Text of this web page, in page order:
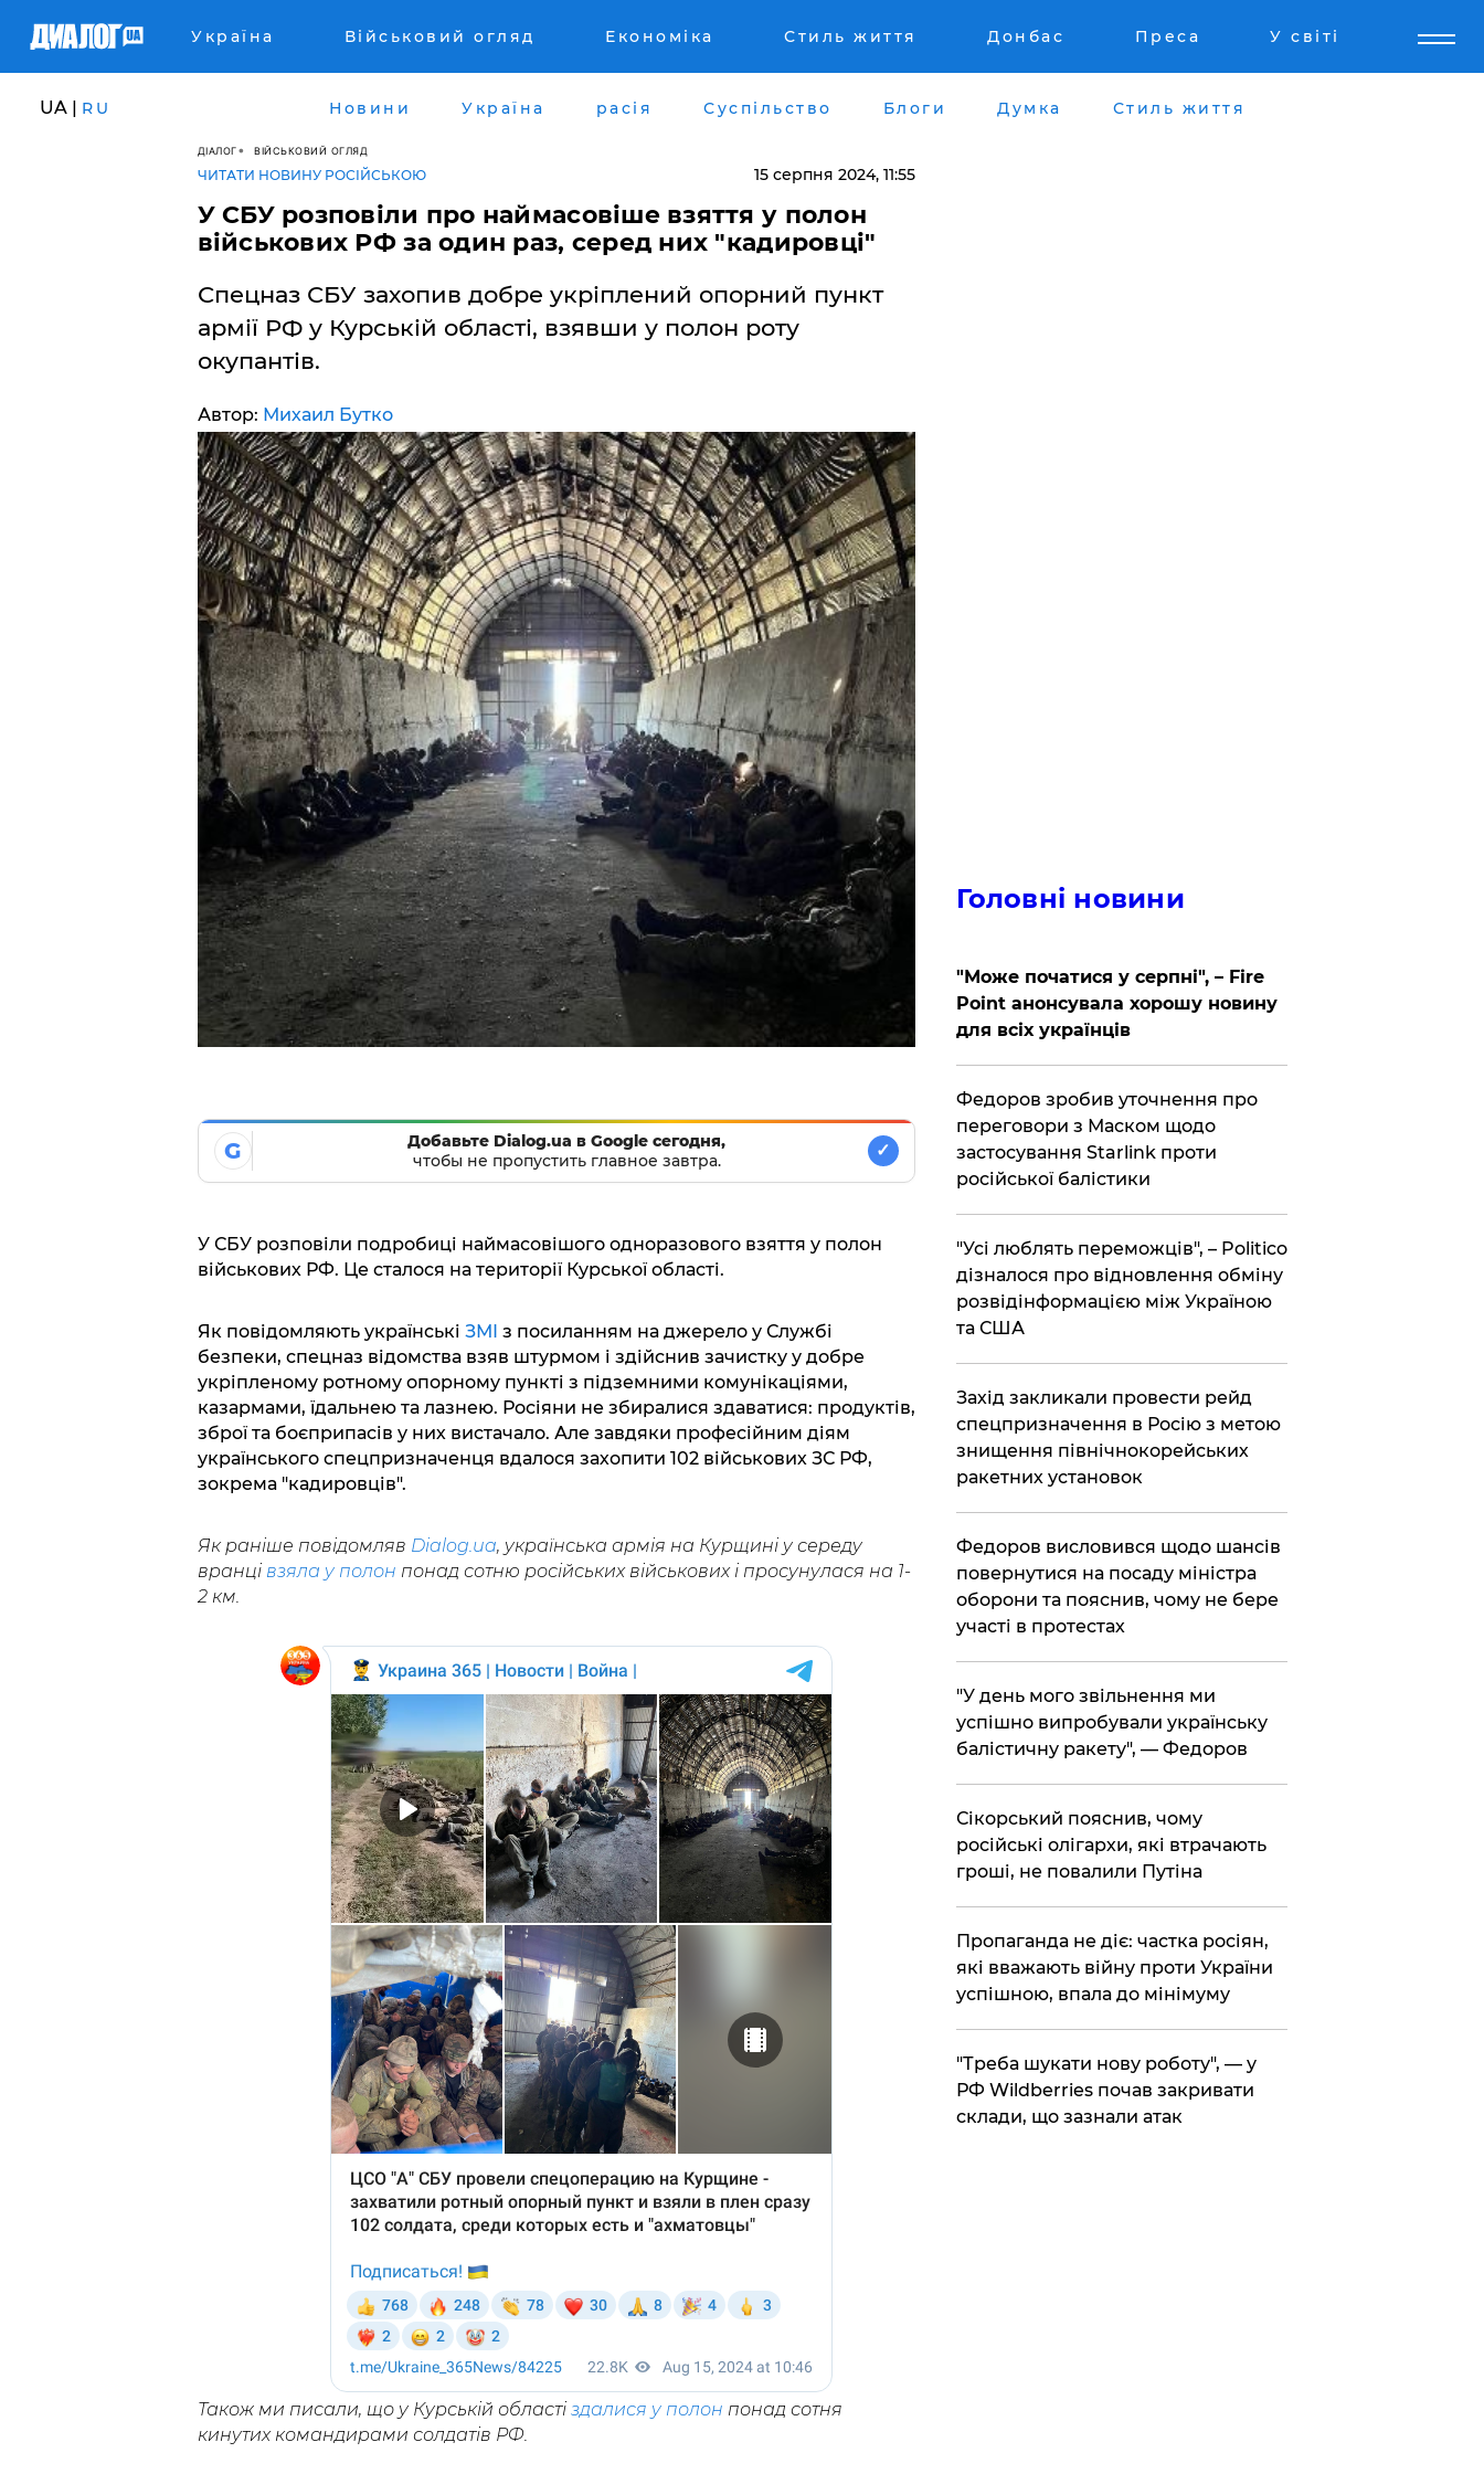
Україна Військовий огляд Економіка Стиль життя Донбас Преса У світі
UA | RU Новини Україна расія Суспільство Блоги Думка Стиль життя
ДІАЛОГ ВІЙСЬКОВИЙ ОГЛЯД
ЧИТАТИ НОВИНУ РОСІЙСЬКОЮ 15 серпня 2024, 11:55
У СБУ розповіли про наймасовіше взяття у полон
військових РФ за один раз, серед них "кадировці"
Спецназ СБУ захопив добре укріплений опорний пункт
армії РФ у Курській області, взявши у полон роту
окупантів.
Автор: Михаил Бутко
G
Добавьте Dialog.ua в Google сегодня,
чтобы не пропустить главное завтра.
✓
У СБУ розповіли подробиці наймасовішого одноразового взяття у полон
військових РФ. Це сталося на території Курської області.
Як повідомляють українські ЗМІ з посиланням на джерело у Службі
безпеки, спецназ відомства взяв штурмом і здійснив зачистку у добре
укріпленому ротному опорному пункті з підземними комунікаціями,
казармами, їдальнею та лазнею. Росіяни не збиралися здаватися: продуктів,
зброї та боєприпасів у них вистачало. Але завдяки професійним діям
українського спецпризначенця вдалося захопити 102 військових ЗС РФ,
зокрема "кадировців".
Як раніше повідомляв Dialog.ua, українська армія на Курщині у середу
вранці взяла у полон понад сотню російських військових і просунулася на 1-
2 км.
Також ми писали, що у Курській областіздалися у полон понад сотня
кинутих командирами солдатів РФ.
Головні новини
"Може початися у серпні", – Fire
Point анонсувала хорошу новину
для всіх українців
Федоров зробив уточнення про
переговори з Маском щодо
застосування Starlink проти
російської балістики
"Усі люблять переможців", – Politico
дізналося про відновлення обміну
розвідінформацією між Україною
та США
​Захід закликали провести рейд
спецпризначення в Росію з метою
знищення північнокорейських
ракетних установок
​Федоров висловився щодо шансів
повернутися на посаду міністра
оборони та пояснив, чому не бере
участі в протестах
​"У день мого звільнення ми
успішно випробували українську
балістичну ракету", — Федоров
​Сікорський пояснив, чому
російські олігархи, які втрачають
гроші, не повалили Путіна
​Пропаганда не діє: частка росіян,
які вважають війну проти України
успішною, впала до мінімуму
​"Треба шукати нову роботу", — у
РФ Wildberries почав закривати
склади, що зазнали атак